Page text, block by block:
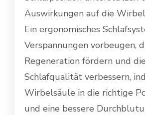
Auswirkungen auf die
Ein ergonomisches
Verspannungen vorbeugen,
Regeneration fördern und die
Schlafqualität verbessern,
Wirbelsäule in die richtige
und eine bessere